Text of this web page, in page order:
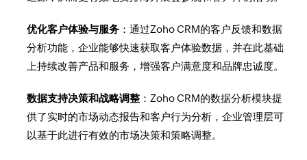
优化客户体验与服务 ：通过Zoho CRM的客户反馈和数据
分析功能，企业能够快速获取客户体验数据，并在此基础
上持续改善产品和服务，增强客户满意度和品牌忠诚度。
数据支持决策和战略调整 ：Zoho CRM的数据分析模块提
供了实时的市场动态报告和客户行为分析，企业管理层可
以基于此进行有效的市场决策和策略调整。